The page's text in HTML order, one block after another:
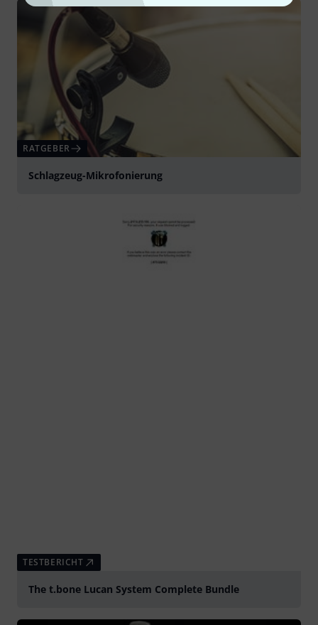
RATGEBER
Schlagzeug-Mikrofonierung
TESTBERICHT
The t.bone Lucan System Complete Bundle